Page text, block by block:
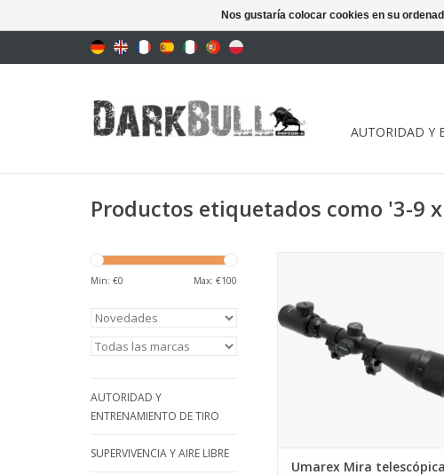
AUTORIDAD Y
Productos etiquetados como '3-9
Min: €0 Max: €100
AUTORIDAD Y
ENTRENAMIENTO DE TIRO
SUPERVIVENCIA Y AIRE LIBRE
AÑADIR A LA CESTA
Umarex Mira telescópica
Nos gustaría colocar cookies en su